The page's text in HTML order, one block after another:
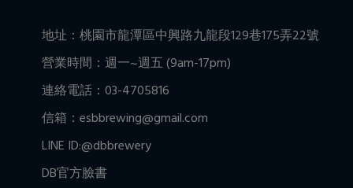
地址：桃園市龍潭區中興路九龍段129巷175弄22號
營業時間：週一~週五 (9am-17pm)
連絡電話：03-4705816
信箱：esbbrewing@gmail.com
LINE ID:@dbbrewery
DB官方臉書